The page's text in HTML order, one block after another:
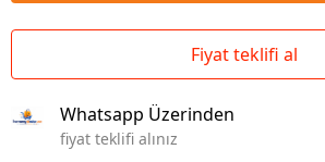
Fiyat teklifi al
Whatsapp Üzerinden
fiyat teklifi alınız